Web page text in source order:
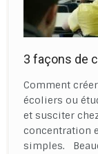
3 façons de
Comment
écoliers ou
et susciter
concentration
simples.